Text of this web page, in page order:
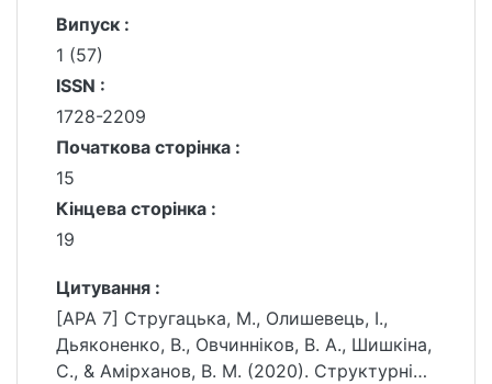
Випуск :
1 (57)
ISSN :
1728-2209
Початкова сторінка :
15
Кінцева сторінка :
19
Цитування :
[APA 7] Стругацька, М., Олишевець, І.,
Дьяконенко, В., Овчинніков, В. А., Шишкіна,
С., & Амірханов, В. М. (2020). Структурні